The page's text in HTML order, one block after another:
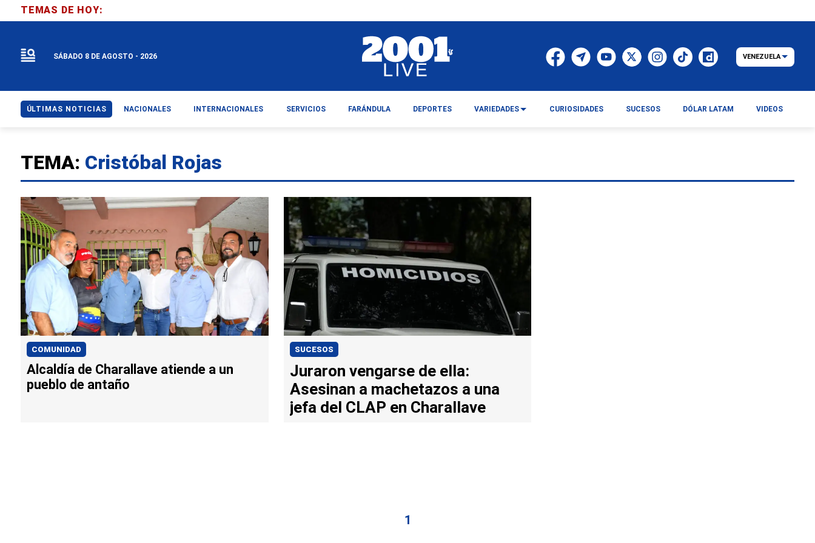
TEMA: Cristóbal Rojas
COMUNIDAD
Alcaldía de Charallave atiende a un
pueblo de antaño
SUCESOS
Juraron vengarse de ella:
Asesinan a machetazos a una
jefa del CLAP en Charallave
1
TEMAS DE HOY:
SÁBADO 8 DE AGOSTO - 2026 VENEZUELA
ÚLTIMAS NOTICIAS NACIONALES INTERNACIONALES SERVICIOS FARÁNDULA DEPORTES VARIEDADES CURIOSIDADES SUCESOS DÓLAR LATAM VIDEOS